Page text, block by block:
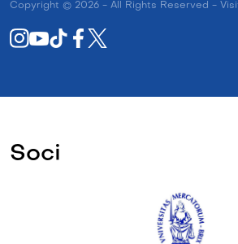
Copyright © 2026 - All Rights Reserved -
Soci